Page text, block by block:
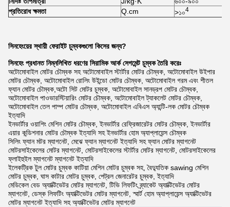
প্রতিরোধ ক্ষমতা
Q.cm >১০4
সিনহেংয়ের স্থায়ী ফেরাইট চুম্বকগুলো কিসের জন্য?
সিনহেং প্রধানত নিম্নলিখিত ধরণের সিরামিক আর্ক সেগমেন্ট চুম্বক তৈরি করেঃ
অটোমোবাইল মোটর চৌম্বক সহ অটোমোবাইল স্টার্টার মোটর চৌম্বক, অটোমোবাইল উইপার
মোটর চৌম্বক, অটোমোবাইল রোলিং উইন্ডো মোটর চৌম্বক, অটোমোবাইল গরম এবং শীতল
ফ্যান মোটর চৌম্বক,অটো সিট মোটর চুম্বক, অটোমোবাইল সানড্রপ মোটর চৌম্বক,
অটোমোবাইল পাওভারস্টিয়ারিং মোটর চৌম্বক, অটোমোবাইল ট্যাকলেট মোটর চৌম্বক,
অটোমোবাইল তেল পাম্প মোটর চৌম্বক, অটোমোবাইল এবিএস অ্যান্টি-লক মোটর চৌম্বক
ইত্যাদি
ইনভার্টার ওয়াশিং মেশিন মোটর চৌম্বক, ইনভার্টার রেফ্রিজারেটর মোটর চৌম্বক, ইনভার্টার
এয়ার কন্ডিশনার মোটর চৌম্বক ইত্যাদি সহ ইনভার্টার হোম অ্যাপ্লায়েন্স চৌম্বক
সিলিং ফ্যান মটর ম্যাগনেট, মেঝে ফ্যান ম্যাগনেট ইত্যাদি সহ ফ্যান মোটর ম্যাগনেট
মোটরসাইকেলের মোটর ম্যাগনেট, মোটরসাইকেলের স্টার্টার মোটর ম্যাগনেট, মোটরসাইকেলের
ফ্লাইহুইল ম্যাগনেট ম্যাগনেট ইত্যাদি
ইলেকট্রিক টুল মোটর চুম্বক কাটিয়া মেশিন মোটর চুম্বক সহ, বৈদ্যুতিক sawing মেশিন
মোটর চুম্বক, ঘাস কাটার মোটর চুম্বক, পেট্রল জেনারেটর চুম্বক, ইত্যাদি
মেডিকেল বেড অ্যাক্টিভেটর মোটর ম্যাগনেট, টিভি লিফটিং ব্র্যাকেট অ্যাক্টিভেটর মোটর
ম্যাগনেট, ডেস্ক লিফটিং অ্যাক্টিভেটর মোটর ম্যাগনেট, স্মার্ট হোম অ্যাপ্লায়েন্স অ্যাক্টিভেটর
মোটর ম্যাগনেট ইত্যাদি সহ অ্যাক্টিভেটর মোটর ম্যাগনেট